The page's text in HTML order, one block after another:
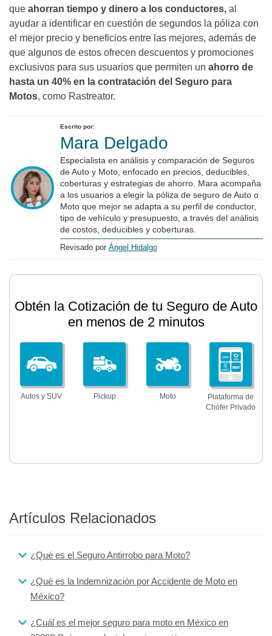
que ahorran tiempo y dinero a los conductores, al
ayudar a identificar en cuestión de segundos la póliza con
el mejor precio y beneficios entre las mejores, además de
que algunos de estos ofrecen descuentos y promociones
exclusivos para sus usuarios que permiten un ahorro de
hasta un 40% en la contratación del Seguro para
Motos, como Rastreator.
Escrito por:
Mara Delgado
Especialista en análisis y comparación de Seguros
de Auto y Moto, enfocado en precios, deducibles,
coberturas y estrategias de ahorro. Mara acompaña
a los usuarios a elegir la póliza de seguro de Auto o
Moto que mejor se adapta a su perfil de conductor,
tipo de vehículo y presupuesto, a través del análisis
de costos, deducibles y coberturas.
Revisado por Ángel Hidalgo
Obtén la Cotización de tu Seguro de Auto
en menos de 2 minutos
Autos y SUV Pickup Moto
Plataforma de
Chófer Privado
Artículos Relacionados
¿Qué es el Seguro Antirrobo para Moto?
¿Qué es la Indemnización por Accidente de Moto en
México?
¿Cuál es el mejor seguro para moto en México en